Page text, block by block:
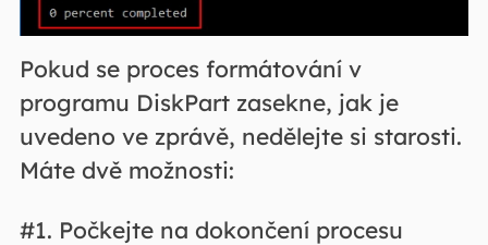
Pokud se proces formátování v
programu DiskPart zasekne, jak je
uvedeno ve zprávě, nedělejte si starosti.
Máte dvě možnosti:
#1. Počkejte na dokončení procesu